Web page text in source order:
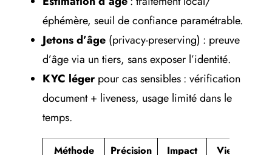
éphémère, seuil de confiance paramétrable.
Jetons d’âge (privacy-preserving) : preuve
d’âge via un tiers, sans exposer l’identité.
KYC légerpour cas sensibles : vérification
document + liveness, usage limité dans le
temps.
Méthode Précision
Impact
Vie privée